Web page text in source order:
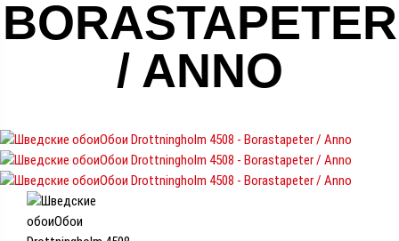
BORASTAPETER
/ ANNO